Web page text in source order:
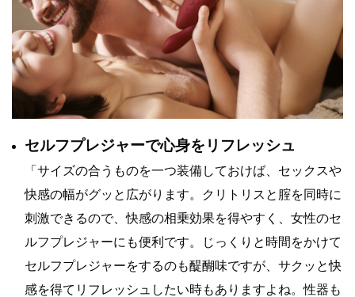
セルフプレジャーで心身をリフレッシュ
「サイズの合うものを一つ装備しておけば、セックスや
快感の幅がグッと広がります。クリトリスと腟を同時に
刺激できるので、快感の相乗効果を得やすく、女性のセ
ルフプレジャーにも便利です。じっくりと時間をかけて
セルフプレジャーをするのも醍醐味ですが、サクッと快
感を得てリフレッシュしたい時もありますよね。性器も